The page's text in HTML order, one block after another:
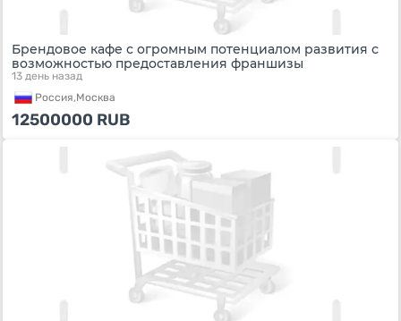
Брендовое кафе с огромным потенциалом развития с
возможностью предоставления франшизы
13 день назад
Россия,Москва
12500000 RUB